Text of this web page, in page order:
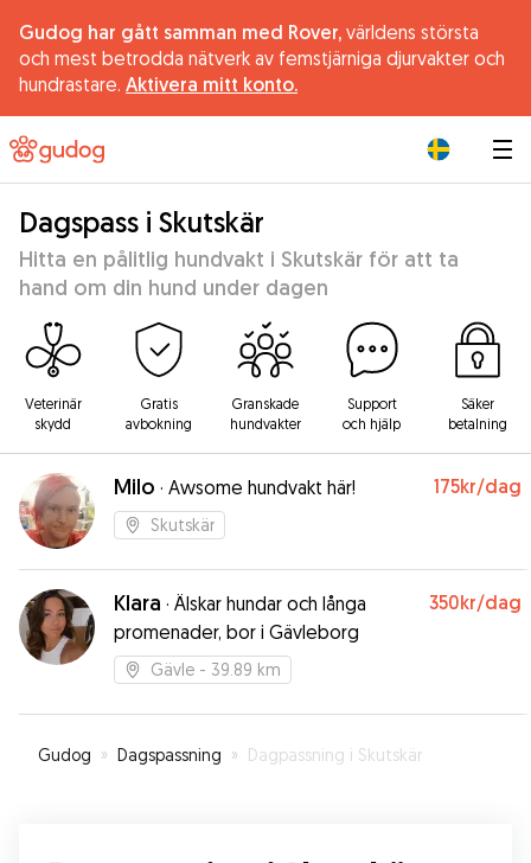
Gudog har gått samman med Rover, världens största
och mest betrodda nätverk av femstjärniga djurvakter och
hundrastare. Aktivera mitt konto.
Dagspass i Skutskär
Hitta en pålitlig hundvakt i Skutskär för att ta
hand om din hund under dagen
Veterinär
skydd
Gratis
avbokning
Granskade
hundvakter
Support
och hjälp
Säker
betalning
Milo · Awsome hundvakt här! 175kr/dag
Skutskär
Klara · Älskar hundar och långa
promenader, bor i Gävleborg
350kr/dag
Gävle - 39.89 km
Gudog » Dagspassning » Dagpassning i Skutskär